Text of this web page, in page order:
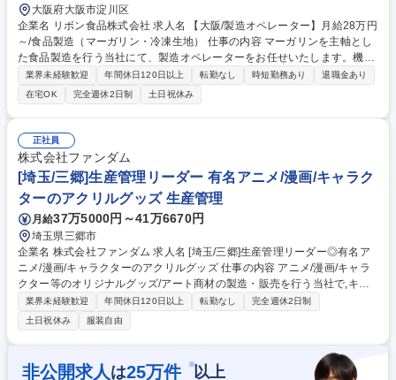
大阪府大阪市淀川区
企業名 リボン食品株式会社 求人名 【大阪/製造オペレーター】月給28万円
～/食品製造（マーガリン・冷凍生地） 仕事の内容 マーガリンを主軸とし
た食品製造を行う当社にて、製造オペレーターをお任せいたします。機械
操作と品質管理を通じて、製品の安定生産を支える重要な役割を担ってい
ただきます。 ■製造ラインのオペレーション・管理 マーガリンおよび冷凍
パイ生地製造の機械運用・監視、製品品質チェック ■包装ラインの機械オ
ペレーション 製品の梱包・パッケージング業務の指示出しおよび品質管理
■日報作成・原料準備・翌日以降の製造計画サポート ■製造機械の定期ク
リーニングと部品の分解・洗浄 募集職種 【大阪/製造オペレーター】月給
28万円～/食品製造（マーガリン・冷凍生地）
業界未経験歓迎 年間休日120日以上 転勤なし 時短勤務あり
退職金あり
在宅OK
完全週休2日制 土日祝休み
正社員
株式会社ファンダム
[埼玉/三郷]生産管理リーダー 有名アニメ/漫画/キャラク
ターのアクリルグッズ 生産管理
月給37万5000円～41万6670円
埼玉県三郷市
企業名 株式会社ファンダム 求人名 [埼玉/三郷]生産管理リーダー◎有名ア
ニメ/漫画/キャラクターのアクリルグッズ 仕事の内容 アニメ/漫画/キャラ
クター等のオリジナルグッズ/アート商材の製造・販売を行う当社で,キャ
ラクターグッズ(主にアクリル製品)の生産管理リーダーとして,ご活躍いた
だく方を募集します！ 【詳細】製造スケジュールの設計/自社(外注先)との
調整/品質チェック/原価管理等,商品が適切な品質とスケジュールで納品さ
れるまでの工程を一貫して管理いただきます。※詳細は「その他労働条件
の備考」に記載 【入社後の流れ】まずは当社の製造フローや基本的な知識
業界未経験歓迎 年間休日120日以上 転勤なし
完全週休2日制
土日祝休み
服装自由
非公開求人 は25万件 ※以上